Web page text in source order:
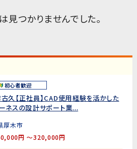
見つかりませんでした。
初心者歓迎
久【正社員】CAD使用経験を活かした
ネスの設計サポート業...
厚木市
円 ～320,000円